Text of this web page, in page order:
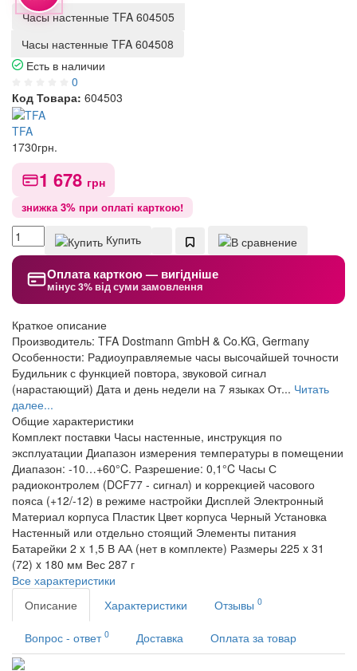
Часы настенные TFA 604505
Часы настенные TFA 604508
Есть в наличии
0
Код Товара: 604503
TFA
1730грн.
1 678 грн
знижка 3% при оплаті карткою!
Купить
Оплата карткою — вигідніше
мінус 3% від суми замовлення
Краткое описание
Производитель: TFA Dostmann GmbH & Co.KG, Germany
Особенности: Радиоуправляемые часы высочайшей точности
Будильник с функцией повтора, звуковой сигнал
(нарастающий) Дата и день недели на 7 языках От... Читать
далее...
Общие характеристики
Комплект поставки Часы настенные, инструкция по
эксплуатации Диапазон измерения температуры в помещении
Диапазон: -10…+60°C. Разрешение: 0,1°C Часы С
радиоконтролем (DCF77 - сигнал) и коррекцией часового
пояса (+12/-12) в режиме настройки Дисплей Электронный
Материал корпуса Пластик Цвет корпуса Черный Установка
Настенный или отдельно стоящий Элементы питания
Батарейки 2 x 1,5 В АА (нет в комплекте) Размеры 225 x 31
(72) x 180 мм Вес 287 г
Все характеристики
Описание
Характеристики Отзывы 0
Вопрос - ответ 0 Доставка Оплата за товар